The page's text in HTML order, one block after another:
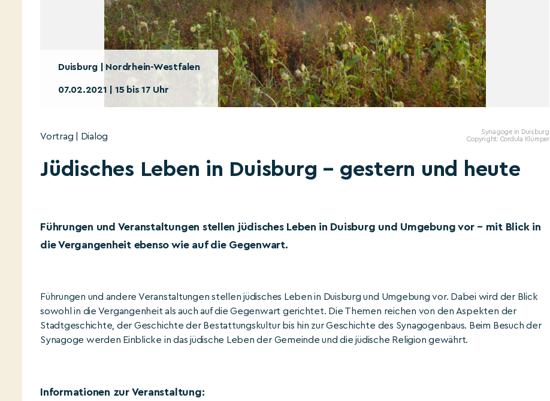
Duisburg | Nordrhein-Westfalen
07.02.2021 | 15 bis 17 Uhr
Synagoge in Duisburg
Copyright: Cordula Klümper
Vortrag | Dialog
Jüdisches Leben in Duisburg – gestern und heute
Führungen und Veranstaltungen stellen jüdisches Leben in Duisburg und Umgebung vor – mit Blick in
die Vergangenheit ebenso wie auf die Gegenwart.
Führungen und andere Veranstaltungen stellen jüdisches Leben in Duisburg und Umgebung vor. Dabei wird der Blick
sowohl in die Vergangenheit als auch auf die Gegenwart gerichtet. Die Themen reichen von den Aspekten der
Stadtgeschichte, der Geschichte der Bestattungskultur bis hin zur Geschichte des Synagogenbaus. Beim Besuch der
Synagoge werden Einblicke in das jüdische Leben der Gemeinde und die jüdische Religion gewährt.
Informationen zur Veranstaltung: